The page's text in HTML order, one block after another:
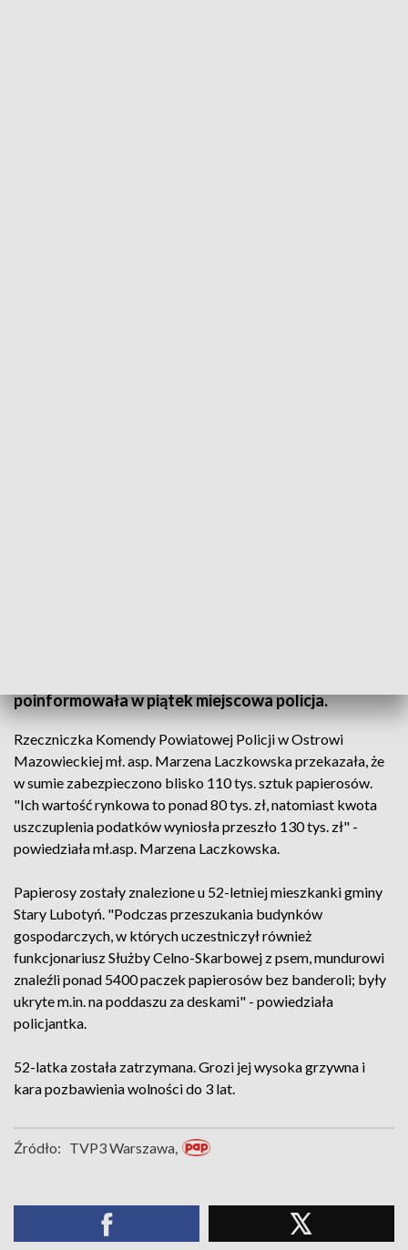
poinformowała w piątek miejscowa policja.
Rzeczniczka Komendy Powiatowej Policji w Ostrowi
Mazowieckiej mł. asp. Marzena Laczkowska przekazała, że
w sumie zabezpieczono blisko 110 tys. sztuk papierosów.
"Ich wartość rynkowa to ponad 80 tys. zł, natomiast kwota
uszczuplenia podatków wyniosła przeszło 130 tys. zł" -
powiedziała mł.asp. Marzena Laczkowska.
Papierosy zostały znalezione u 52-letniej mieszkanki gminy
Stary Lubotyń. "Podczas przeszukania budynków
gospodarczych, w których uczestniczył również
funkcjonariusz Służby Celno-Skarbowej z psem, mundurowi
znaleźli ponad 5400 paczek papierosów bez banderoli; były
ukryte m.in. na poddaszu za deskami" - powiedziała
policjantka.
52-latka została zatrzymana. Grozi jej wysoka grzywna i
kara pozbawienia wolności do 3 lat.
Źródło: TVP3 Warszawa,